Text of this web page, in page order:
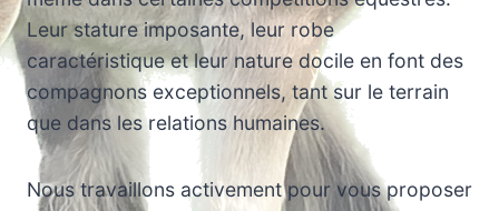
Leur stature imposante, leur robe
caractéristique et leur nature docile en font des
compagnons exceptionnels, tant sur le terrain
que dans les relations humaines.
Nous travaillons activement pour vous proposer